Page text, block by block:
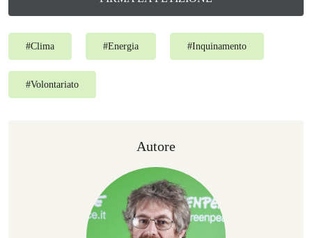
#Clima #Energia #Inquinamento
#Volontariato
Autore